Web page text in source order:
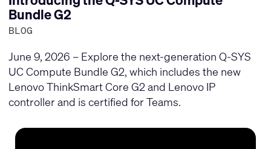
Bundle G2
BLOG
June 9, 2026 – Explore the next-generation Q-SYS
UC Compute Bundle G2, which includes the new
Lenovo ThinkSmart Core G2 and Lenovo IP
controller and is certified for Teams.